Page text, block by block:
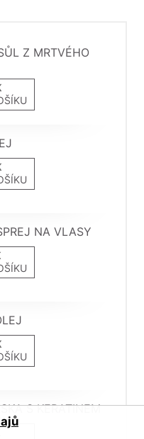
Z MRTVÉHO
NA VLASY
S KERATINEM